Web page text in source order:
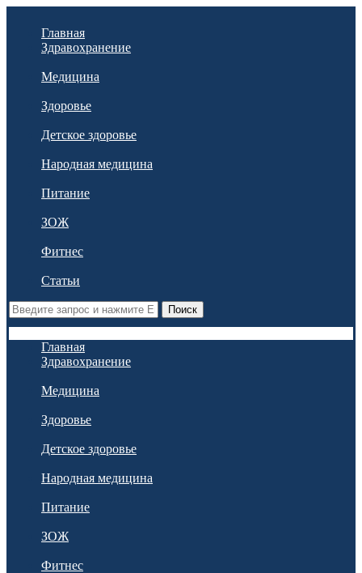
Главная
Здравохранение
Медицина
Здоровье
Детское здоровье
Народная медицина
Питание
ЗОЖ
Фитнес
Статьи
Поиск
Главная
Здравохранение
Медицина
Здоровье
Детское здоровье
Народная медицина
Питание
ЗОЖ
Фитнес